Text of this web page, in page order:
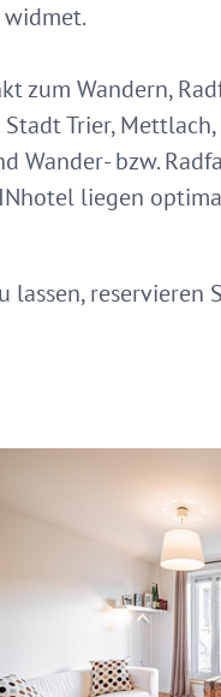
widmet.
zum Wandern,
Trier,
Wander- bzw.
liegen